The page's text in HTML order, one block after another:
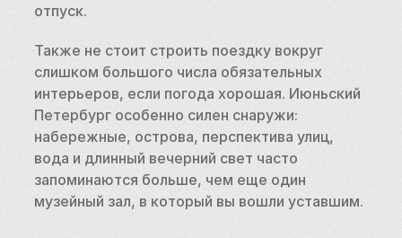
отпуск.
Также не стоит строить поездку вокруг
слишком большого числа обязательных
интерьеров, если погода хорошая. Июньский
Петербург особенно силен снаружи:
набережные, острова, перспектива улиц,
вода и длинный вечерний свет часто
запоминаются больше, чем еще один
музейный зал, в который вы вошли уставшим.